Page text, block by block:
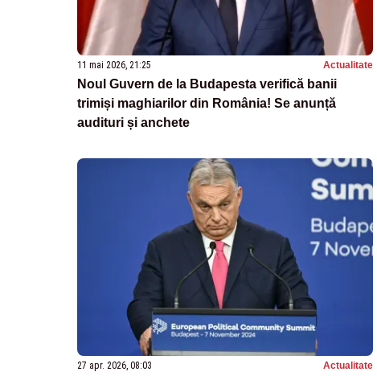
11 mai 2026, 21:25 Actualitate
Noul Guvern de la Budapesta verifică banii
trimiși maghiarilor din România! Se anunță
audituri și anchete
27 apr. 2026, 08:03 Actualitate